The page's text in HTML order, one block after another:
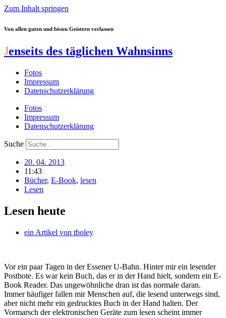
Zum Inhalt springen
Von allen guten und bösen Geistern verlassen
Jenseits des täglichen Wahnsinns
Fotos
Impressum
Datenschutzerklärung
Fotos
Impressum
Datenschutzerklärung
Suche
20. 04. 2013
11:43
Bücher, E-Book, lesen
Lesen
Lesen heute
ein Artikel von tboley
Vor ein paar Tagen in der Essener U-Bahn. Hinter mir ein lesender
Postbote. Es war kein Buch, das er in der Hand hielt, sondern ein E-
Book Reader. Das ungewöhnliche dran ist das normale daran.
Immer häufiger fallen mir Menschen auf, die lesend unterwegs sind,
aber nicht mehr ein gedrucktes Buch in der Hand halten. Der
Vormarsch der elektronischen Geräte zum lesen scheint immer